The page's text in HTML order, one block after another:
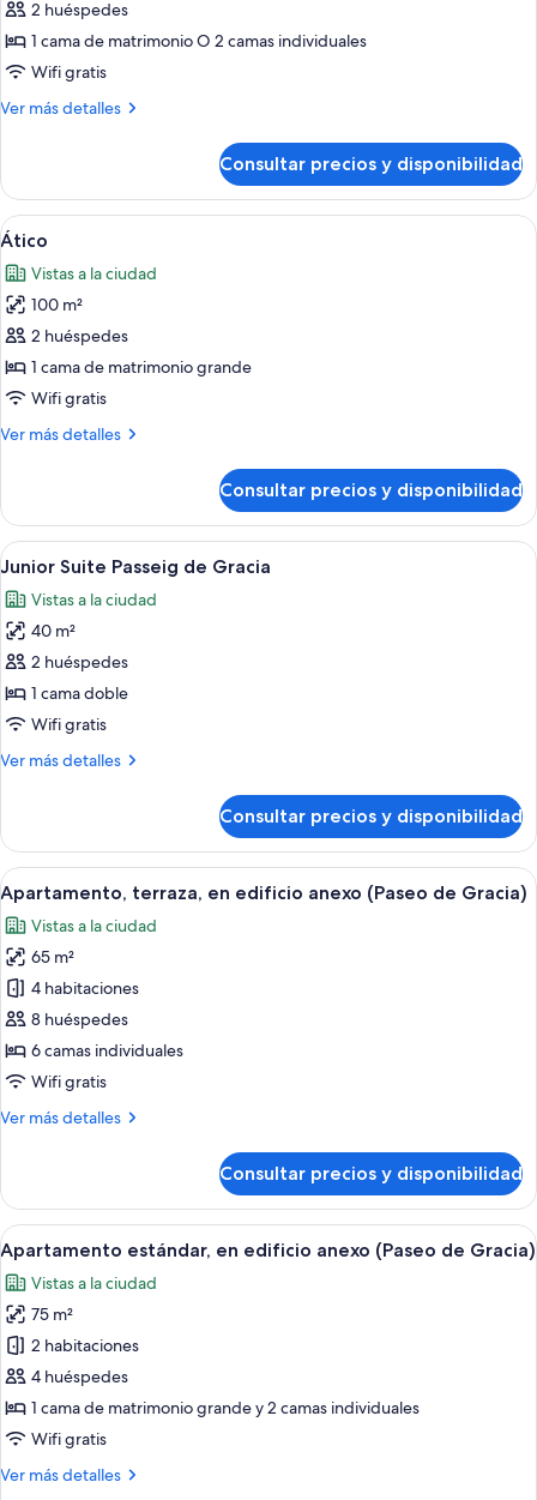
de
Habitación
Privilege
View
2 huéspedes
1 cama de matrimonio O 2 camas individuales
Wifi gratis
Ver más detalles
Más
Privilege
City
View
Consultar precios y disponibilidad
Abrir
todas
las
fotos
de
Ático
Habitación de hotel con un ventanal
11
Ático
Vistas a la ciudad
100 m²
2 huéspedes
1 cama de matrimonio grande
Wifi gratis
Ver más detalles
Más
Consultar precios y disponibilidad
Abrir
todas
las
fotos
de
Junior
Suite
de
Habitación de hotel con televisor de
5
Junior Suite Passeig de Gracia
Vistas a la ciudad
40 m²
2 huéspedes
1 cama doble
Wifi gratis
Ver más detalles
Más
Suite
Passeig
de
Gracia
Consultar precios y disponibilidad
Abrir
todas
las
fotos
de
Apartamento,
terraza,
en
edificio
anexo
Gracia)
Un salón moderno con sofá, mesa
5
Apartamento, terraza, en edificio anexo (Paseo de Gracia)
Vistas a la ciudad
65 m²
4 habitaciones
8 huéspedes
6 camas individuales
Wifi gratis
Ver más detalles
Más
terraza,
en
edificio
anexo
(Paseo
de
Gracia)
Consultar precios y disponibilidad
Abrir
todas
las
fotos
de
Apartamento
estándar,
en
edificio
anexo
Una habitación de hotel con cama,
4
Apartamento estándar, en edificio anexo (Paseo de Gracia)
Vistas a la ciudad
75 m²
2 habitaciones
4 huéspedes
1 cama de matrimonio grande y 2 camas individuales
Wifi gratis
Ver más detalles
Más